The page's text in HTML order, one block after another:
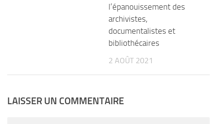
l’épanouissement des
archivistes,
documentalistes et
bibliothécaires
2 AOÛT 2021
LAISSER UN COMMENTAIRE